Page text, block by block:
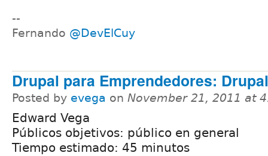
--
Fernando @DevElCuy
Drupal para Emprendedores:
Posted by evega on November 21, 2011 at
Edward Vega
Públicos objetivos: público en general
Tiempo estimado: 45 minutos